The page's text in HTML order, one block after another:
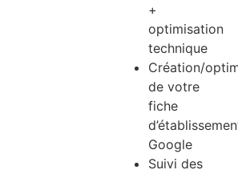
+
optimisation
technique
Création/
de votre
fiche
Google
Suivi des